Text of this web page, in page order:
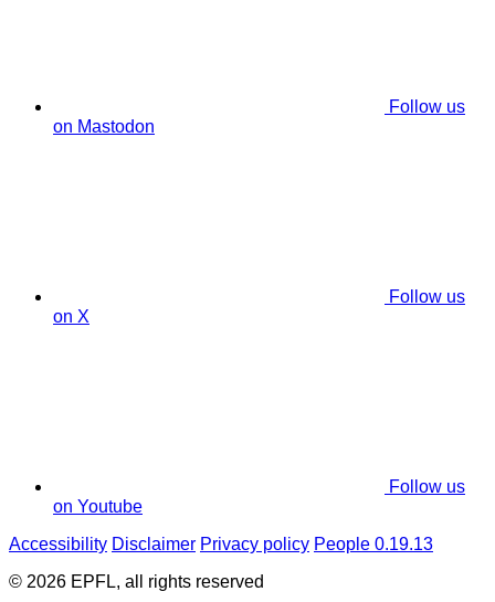
Follow us
on Mastodon
Follow us
on X
Follow us
on Youtube
Accessibility Disclaimer Privacy policy People 0.19.13
© 2026 EPFL, all rights reserved